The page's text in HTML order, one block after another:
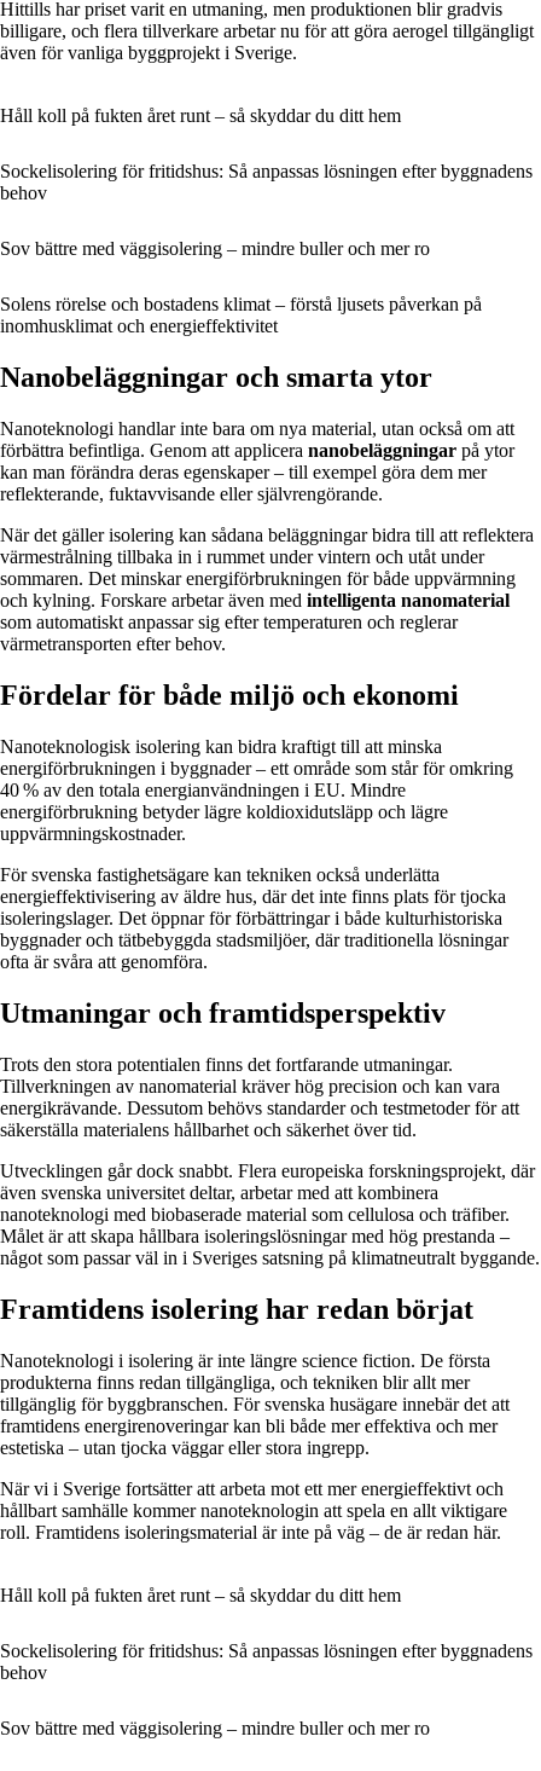
Hittills har priset varit en utmaning, men produktionen blir gradvis
billigare, och flera tillverkare arbetar nu för att göra aerogel tillgängligt
även för vanliga byggprojekt i Sverige.
Håll koll på fukten året runt – så skyddar du ditt hem
Sockelisolering för fritidshus: Så anpassas lösningen efter byggnadens
behov
Sov bättre med väggisolering – mindre buller och mer ro
Solens rörelse och bostadens klimat – förstå ljusets påverkan på
inomhusklimat och energieffektivitet
Nanobeläggningar och smarta ytor
Nanoteknologi handlar inte bara om nya material, utan också om att
förbättra befintliga. Genom att applicera nanobeläggningar på ytor
kan man förändra deras egenskaper – till exempel göra dem mer
reflekterande, fuktavvisande eller självrengörande.
När det gäller isolering kan sådana beläggningar bidra till att reflektera
värmestrålning tillbaka in i rummet under vintern och utåt under
sommaren. Det minskar energiförbrukningen för både uppvärmning
och kylning. Forskare arbetar även med intelligenta nanomaterial
som automatiskt anpassar sig efter temperaturen och reglerar
värmetransporten efter behov.
Fördelar för både miljö och ekonomi
Nanoteknologisk isolering kan bidra kraftigt till att minska
energiförbrukningen i byggnader – ett område som står för omkring
40 % av den totala energianvändningen i EU. Mindre
energiförbrukning betyder lägre koldioxidutsläpp och lägre
uppvärmningskostnader.
För svenska fastighetsägare kan tekniken också underlätta
energieffektivisering av äldre hus, där det inte finns plats för tjocka
isoleringslager. Det öppnar för förbättringar i både kulturhistoriska
byggnader och tätbebyggda stadsmiljöer, där traditionella lösningar
ofta är svåra att genomföra.
Utmaningar och framtidsperspektiv
Trots den stora potentialen finns det fortfarande utmaningar.
Tillverkningen av nanomaterial kräver hög precision och kan vara
energikrävande. Dessutom behövs standarder och testmetoder för att
säkerställa materialens hållbarhet och säkerhet över tid.
Utvecklingen går dock snabbt. Flera europeiska forskningsprojekt, där
även svenska universitet deltar, arbetar med att kombinera
nanoteknologi med biobaserade material som cellulosa och träfiber.
Målet är att skapa hållbara isoleringslösningar med hög prestanda –
något som passar väl in i Sveriges satsning på klimatneutralt byggande.
Framtidens isolering har redan börjat
Nanoteknologi i isolering är inte längre science fiction. De första
produkterna finns redan tillgängliga, och tekniken blir allt mer
tillgänglig för byggbranschen. För svenska husägare innebär det att
framtidens energirenoveringar kan bli både mer effektiva och mer
estetiska – utan tjocka väggar eller stora ingrepp.
När vi i Sverige fortsätter att arbeta mot ett mer energieffektivt och
hållbart samhälle kommer nanoteknologin att spela en allt viktigare
roll. Framtidens isoleringsmaterial är inte på väg – de är redan här.
Håll koll på fukten året runt – så skyddar du ditt hem
Sockelisolering för fritidshus: Så anpassas lösningen efter byggnadens
behov
Sov bättre med väggisolering – mindre buller och mer ro